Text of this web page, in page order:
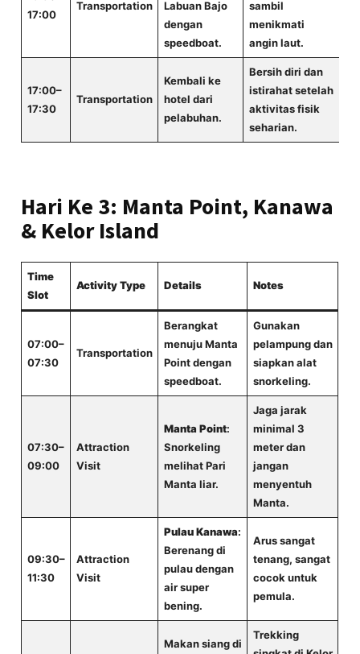
17:00
Transportation
Labuan Bajo
dengan
speedboat.
sambil
menikmati
angin laut.
17:00–
17:30
Transportation
Kembali ke
hotel dari
pelabuhan.
Bersih diri dan
istirahat setelah
aktivitas fisik
seharian.
Hari Ke 3: Manta Point, Kanawa
& Kelor Island
Time
Slot
Activity Type Details Notes
07:00–
07:30
Transportation
Berangkat
menuju Manta
Point dengan
speedboat.
Gunakan
pelampung dan
siapkan alat
snorkeling.
07:30–
09:00
Attraction
Visit
Manta Point:
Snorkeling
melihat Pari
Manta liar.
Jaga jarak
minimal 3
meter dan
jangan
menyentuh
Manta.
09:30–
11:30
Attraction
Visit
Pulau Kanawa:
Berenang di
pulau dengan
air super
bening.
Arus sangat
tenang, sangat
cocok untuk
pemula.
Makan siang di
Trekking